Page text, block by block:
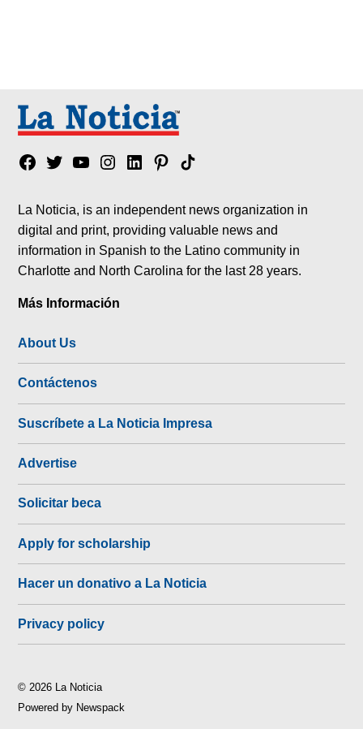
Facebook
TwitterYouTubeInstagram
LinkedinPinterest
Tik
La Noticia, is an independent news organization in
digital and print, providing valuable news and
information in Spanish to the Latino community in
Charlotte and North Carolina for the last 28 years.
Más Información
About Us
Contáctenos
Suscríbete a La Noticia Impresa
Advertise
Solicitar beca
Apply for scholarship
Hacer un donativo a La Noticia
Privacy policy
© 2026 La Noticia
Powered by Newspack